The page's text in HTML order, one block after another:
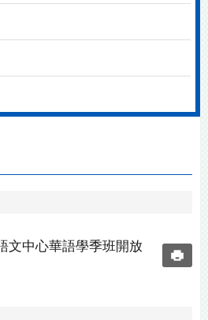
文中心華語學季班開放